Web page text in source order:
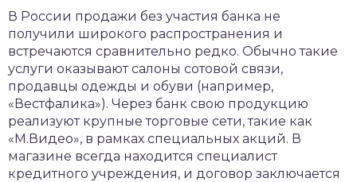
В России продажи без участия банка не
получили широкого распространения и
встречаются сравнительно редко. Обычно такие
услуги оказывают салоны сотовой связи,
продавцы одежды и обуви (например,
«Вестфалика»). Через банк свою продукцию
реализуют крупные торговые сети, такие как
«М.Видео», в рамках специальных акций. В
магазине всегда находится специалист
кредитного учреждения, и договор заключается